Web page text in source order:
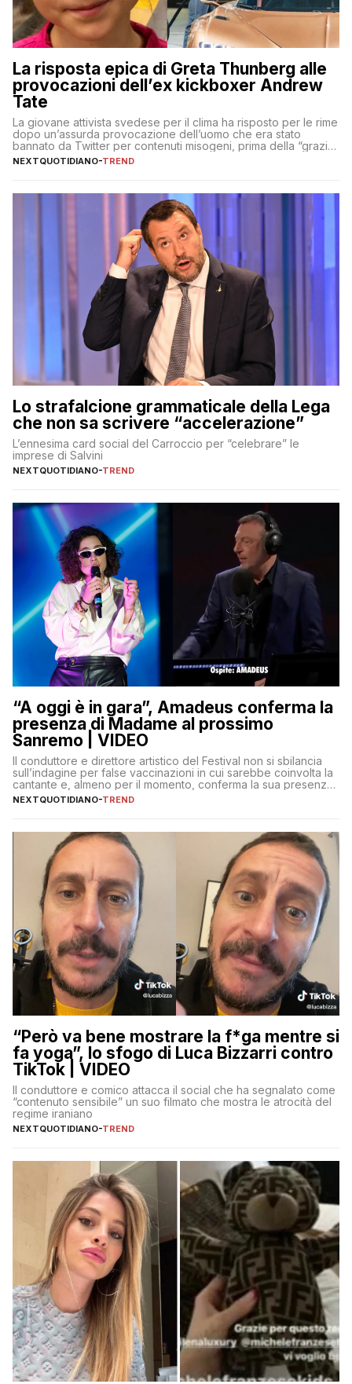
La risposta epica di Greta Thunberg alle
provocazioni dell’ex kickboxer Andrew
Tate
La giovane attivista svedese per il clima ha risposto per le rime
dopo un’assurda provocazione dell’uomo che era stato
bannato da Twitter per contenuti misogeni, prima della “grazia”
di Elon Musk
NEXTQUOTIDIANO-TREND
Lo strafalcione grammaticale della Lega
che non sa scrivere “accelerazione”
L’ennesima card social del Carroccio per “celebrare” le
imprese di Salvini
NEXTQUOTIDIANO-TREND
“A oggi è in gara”, Amadeus conferma la
presenza di Madame al prossimo
Sanremo | VIDEO
Il conduttore e direttore artistico del Festival non si sbilancia
sull’indagine per false vaccinazioni in cui sarebbe coinvolta la
cantante e, almeno per il momento, conferma la sua presenza
sul palco dell’Ariston
NEXTQUOTIDIANO-TREND
“Però va bene mostrare la f*ga mentre si
fa yoga”, lo sfogo di Luca Bizzarri contro
TikTok | VIDEO
Il conduttore e comico attacca il social che ha segnalato come
“contenuto sensibile” un suo filmato che mostra le atrocità del
regime iraniano
NEXTQUOTIDIANO-TREND